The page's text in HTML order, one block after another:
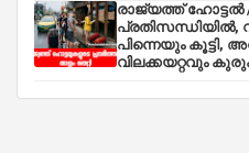
രാജ്യത്ത് ഹോട്ടൽ
പ്രതിസന്ധിയിൽ,
പിന്നെയും
വിലക്കയറ്റവും